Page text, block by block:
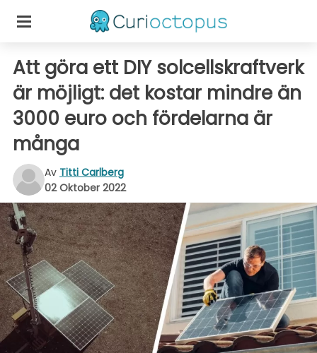
Att göra ett DIY solcellskraftverk
är möjligt: det kostar mindre än
3000 euro och fördelarna är
många
Av Titti Carlberg
02 Oktober 2022